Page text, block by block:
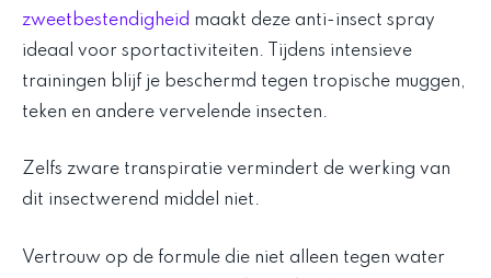
zweetbestendigheid maakt deze anti-insect spray
ideaal voor sportactiviteiten. Tijdens intensieve
trainingen blijf je beschermd tegen tropische muggen,
teken en andere vervelende insecten.
Zelfs zware transpiratie vermindert de werking van
dit insectwerend middel niet.
Vertrouw op de formule die niet alleen tegen water